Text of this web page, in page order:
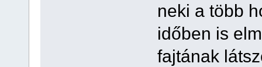
neki a több
időben is
fajtának